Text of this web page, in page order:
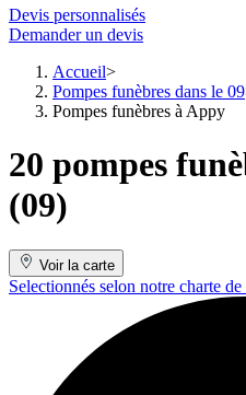
Devis personnalisés
Demander un devis
Accueil
Pompes funèbres dans le 09
Pompes funèbres à Appy
20 pompes
(09)
Voir la carte
Selectionnés selon notre charte